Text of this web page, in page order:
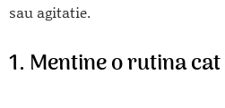
sau agitatie.
1. Mentine o rutina